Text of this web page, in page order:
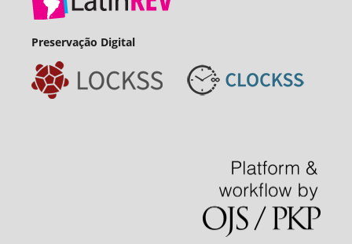
Preservação Digital